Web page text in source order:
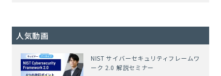
人気動画
NIST サイバーセキュリティフレームワ
ーク 2.0 解説セミナー